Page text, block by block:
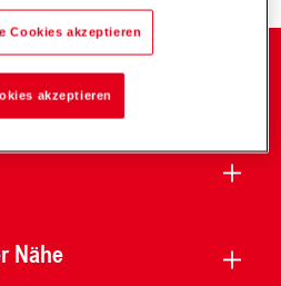
Nähe
Cookies akzeptieren
akzeptieren